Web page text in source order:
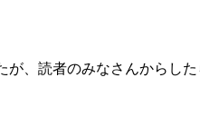
が、読者のみなさんからし